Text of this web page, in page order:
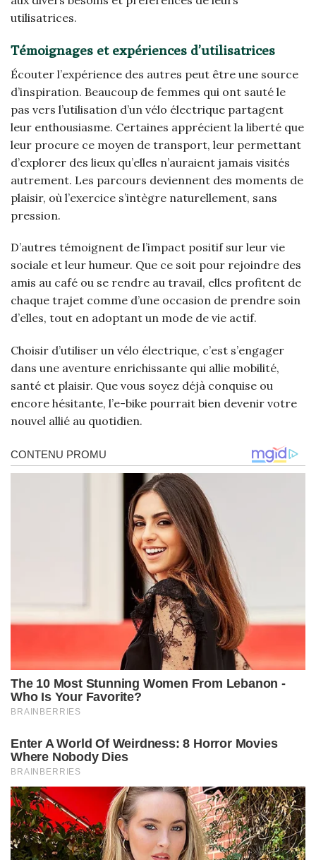
utilisatrices.
Témoignages et expériences d’utilisatrices
Écouter l’expérience des autres peut être une source
d’inspiration. Beaucoup de femmes qui ont sauté le
pas vers l’utilisation d’un vélo électrique partagent
leur enthousiasme. Certaines apprécient la liberté que
leur procure ce moyen de transport, leur permettant
d’explorer des lieux qu’elles n’auraient jamais visités
autrement. Les parcours deviennent des moments de
plaisir, où l’exercice s’intègre naturellement, sans
pression.
D’autres témoignent de l’impact positif sur leur vie
sociale et leur humeur. Que ce soit pour rejoindre des
amis au café ou se rendre au travail, elles profitent de
chaque trajet comme d’une occasion de prendre soin
d’elles, tout en adoptant un mode de vie actif.
Choisir d’utiliser un vélo électrique, c’est s’engager
dans une aventure enrichissante qui allie mobilité,
santé et plaisir. Que vous soyez déjà conquise ou
encore hésitante, l’e-bike pourrait bien devenir votre
nouvel allié au quotidien.